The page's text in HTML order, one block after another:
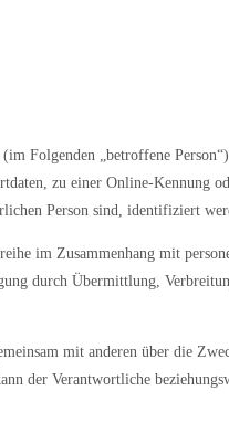
Folgenden „betroffene
zu einer Online-Kennung
Person sind, identifiziert
im Zusammenhang mit
durch Übermittlung,
mit anderen über die
der Verantwortliche